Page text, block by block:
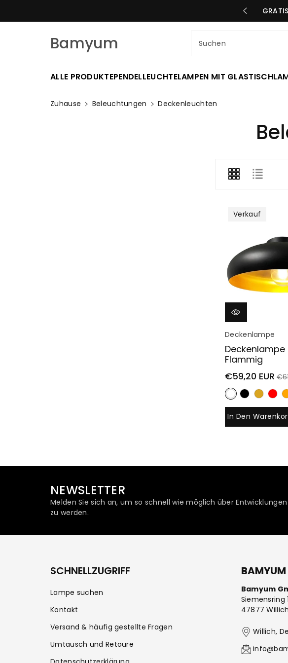
Bamyum Suchen
ALLE PRODUKTEPENDELLEUCHTELAMPEN MIT GLAS
Zuhause Beleuchtungen Deckenleuchten
K
T
G
O
R
I
:
Deckenlampe
Deckenlampe
Flammig
Verkaufspreis
€59,20 EUR
Verkauf
In Den
NEWSLETTER
Melden Sie sich an, um so schnell wie möglich über
zu werden.
SCHNELLZUGRIFF
Lampe suchen
Kontakt
Versand & häufig gestellte Fragen
Umtausch und Retoure
Bamyum
Siemensring
47877 Willich
Willich,